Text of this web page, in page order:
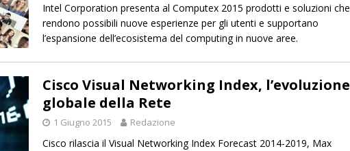
Intel Corporation presenta al Computex 2015 prodotti e soluzioni che
rendono possibili nuove esperienze per gli utenti e supportano
l’espansione dell’ecosistema del computing in nuove aree.
Cisco Visual Networking Index, l’evoluzione
globale della Rete
1 Giugno 2015 Redazione
Cisco rilascia il Visual Networking Index Forecast 2014-2019, Max